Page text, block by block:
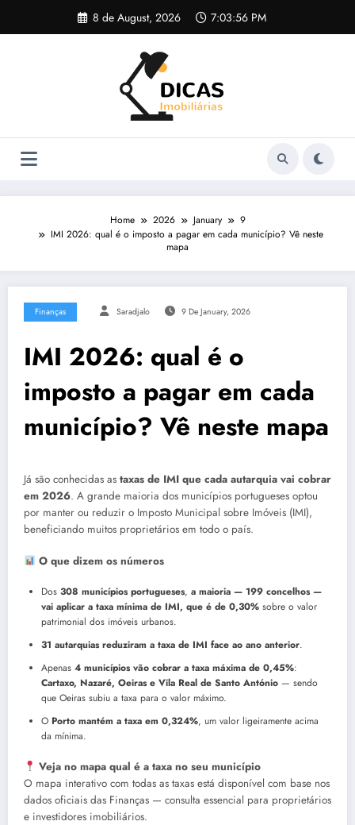
content
8 de August, 2026 7:03:56 PM
Home 2026 January
9
IMI 2026: qual é o imposto a pagar em cada município? Vê neste
mapa
Finanças Saradjalo 9 De January, 2026
IMI 2026: qual é o
imposto a pagar em cada
município? Vê neste mapa
Já são conhecidas as taxas de IMI que cada autarquia vai cobrar
em 2026. A grande maioria dos municípios portugueses optou
por manter ou reduzir o Imposto Municipal sobre Imóveis (IMI),
beneficiando muitos proprietários em todo o país.
O que dizem os números
Dos 308 municípios portugueses, a maioria — 199 concelhos —
vai aplicar a taxa mínima de IMI, que é de 0,30% sobre o valor
patrimonial dos imóveis urbanos.
31 autarquias reduziram a taxa de IMI face ao ano anterior.
Apenas 4 municípios vão cobrar a taxa máxima de 0,45%:
Cartaxo, Nazaré, Oeiras e Vila Real de Santo António — sendo
que Oeiras subiu a taxa para o valor máximo.
O Porto mantém a taxa em 0,324%, um valor ligeiramente acima
da mínima.
Veja no mapa qual é a taxa no seu município
O mapa interativo com todas as taxas está disponível com base nos
dados oficiais das Finanças — consulta essencial para proprietários
e investidores imobiliários.